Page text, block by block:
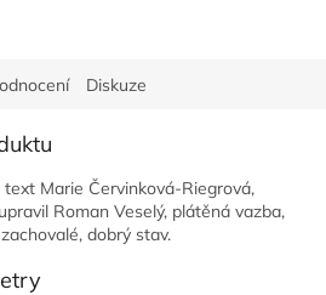
Diskuze
Marie Červinková-Riegrová,
Roman Veselý, plátěná vazba,
dobrý stav.